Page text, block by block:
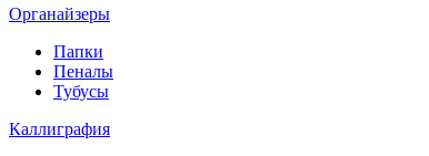
Органайзеры
Папки
Пеналы
Тубусы
Каллиграфия